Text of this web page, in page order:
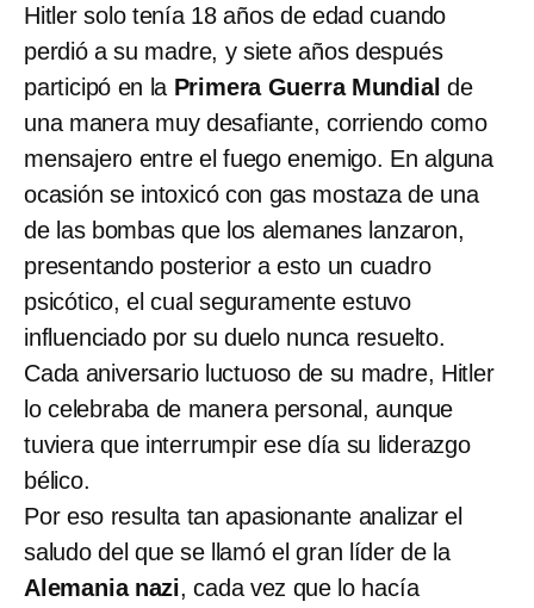
Hitler solo tenía 18 años de edad cuando
perdió a su madre, y siete años después
participó en la Primera Guerra Mundial de
una manera muy desafiante, corriendo como
mensajero entre el fuego enemigo. En alguna
ocasión se intoxicó con gas mostaza de una
de las bombas que los alemanes lanzaron,
presentando posterior a esto un cuadro
psicótico, el cual seguramente estuvo
influenciado por su duelo nunca resuelto.
Cada aniversario luctuoso de su madre, Hitler
lo celebraba de manera personal, aunque
tuviera que interrumpir ese día su liderazgo
bélico.
Por eso resulta tan apasionante analizar el
saludo del que se llamó el gran líder de la
Alemania nazi, cada vez que lo hacía